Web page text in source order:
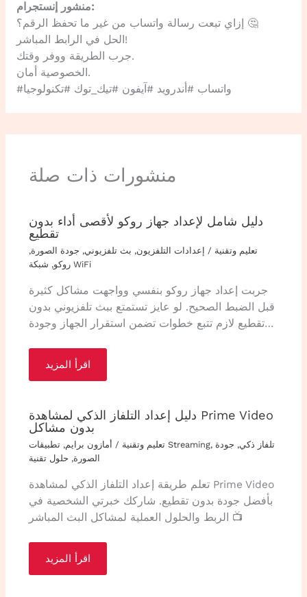
منشور إنستجرام:
إزاي تبعت رسالة واتساب من غير ما تحفظ الرقم؟ 🤔
الحل في الرابط المباشر!
جرب الطريقة ووفر وقتك.
الخصوصية أمان.
#واتساب #أندرويد #آيفون #تيك_توك #تكنولوجيا
منشورات ذات صلة
دليل شامل لإعداد جهاز روكو لأقصى أداء بدون
تقطيع
تعليم وتقنية / إعدادات التلفزيون, بث تلفزيوني, جودة الصورة,
روكو, شبكة WiFi
جربت إعداد جهاز روكو بنفسي وواجهت مشاكل كثيرة
قبل الضبط الصحيح. لو عايز تستمتع ببث تلفزيوني بدون
تقطيع لازم تتبع خطوات تضمن استقرار الجهاز وجودة…
اقرأ المزيد
دليل إعداد التلفاز الذكي لمشاهدة Prime Video
بدون مشاكل
تعليم وتقنية / أمازون برايم, تطبيقات Streaming, تلفاز ذكي, جودة
الصورة, حلول تقنية
تعلم طريقة إعداد التلفاز الذكي لمشاهدة Prime Video
بأفضل جودة بدون تقطيع. شاركك خبرتي الشخصية في
الربط والحلول العملية لمشاكل البث المباشر 📺
اقرأ المزيد